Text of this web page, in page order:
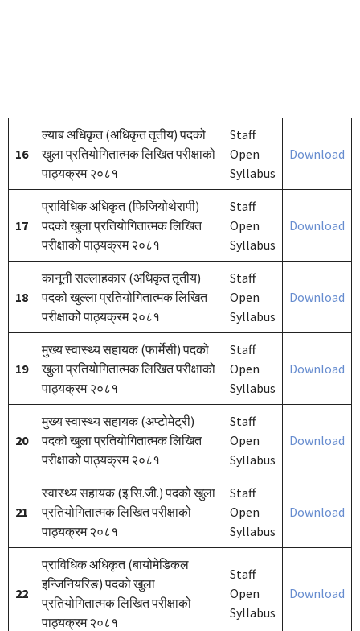
16
ल्याब अधिकृत (अधिकृत तृतीय) पदको
खुला प्रतियोगितात्मक लिखित परीक्षाको
पाठ्यक्रम २०८१
Staff
Open
Syllabus
Download
17
प्राविधिक अधिकृत (फिजियोथेरापी)
पदको खुला प्रतियोगितात्मक लिखित
परीक्षाको पाठ्यक्रम २०८१
Staff
Open
Syllabus
Download
18
कानूनी सल्लाहकार (अधिकृत तृतीय)
पदको खुल्ला प्रतियोगितात्मक लिखित
परीक्षाकोे पाठ्यक्रम २०८१
Staff
Open
Syllabus
Download
19
मुख्य स्वास्थ्य सहायक (फार्मेसी) पदको
खुला प्रतियोगितात्मक लिखित परीक्षाको
पाठ्यक्रम २०८१
Staff
Open
Syllabus
Download
20
मुख्य स्वास्थ्य सहायक (अप्टोमेट्री)
पदको खुला प्रतियोगितात्मक लिखित
परीक्षाको पाठ्यक्रम २०८१
Staff
Open
Syllabus
Download
21
स्वास्थ्य सहायक (इ.सि.जी.) पदको खुला
प्रतियोगितात्मक लिखित परीक्षाको
पाठ्यक्रम २०८१
Staff
Open
Syllabus
Download
22
प्राविधिक अधिकृत (बायोमेडिकल
इन्जिनियरिङ) पदको खुला
प्रतियोगितात्मक लिखित परीक्षाको
पाठ्यक्रम २०८१
Staff
Open
Syllabus
Download